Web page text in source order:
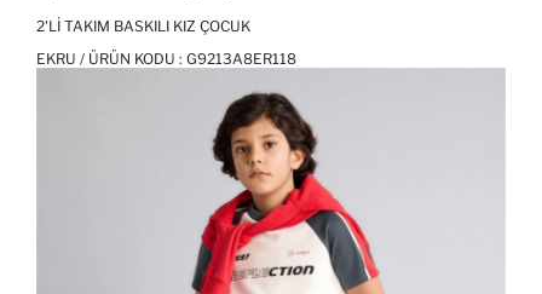
2'LI TAKIM BASKILI KIZ ÇOCUK
EKRU / ÜRÜN KODU : G9213A8ER118